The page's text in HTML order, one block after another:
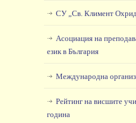
СУ „Св. Климент
Асоциация на
език в България
Международна
Рейтинг на висшите
година